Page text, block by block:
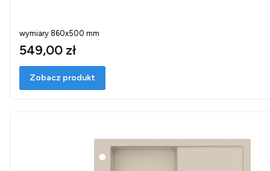
wymiary 860x500 mm
549,00 zł
Zobacz produkt